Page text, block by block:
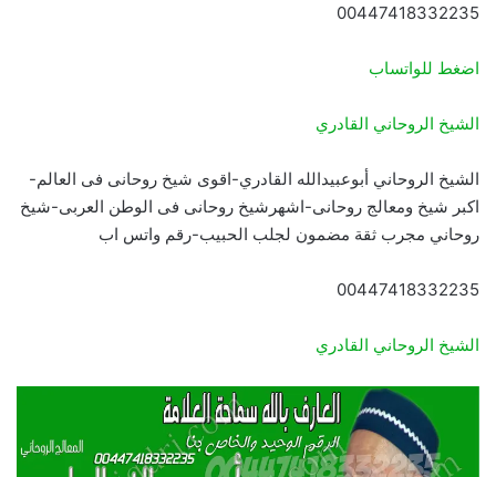
00447418332235
اضغط للواتساب
الشيخ الروحاني القادري
الشيخ الروحاني أبوعبيدالله القادري-اقوى شيخ روحانى فى العالم-
اكبر شيخ ومعالج روحانى-اشهرشيخ روحانى فى الوطن العربى-شيخ
روحاني مجرب ثقة مضمون لجلب الحبيب-رقم واتس اب
00447418332235
الشيخ الروحاني القادري